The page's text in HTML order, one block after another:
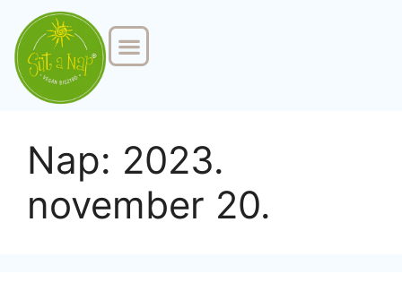
Nap: 2023.
november 20.